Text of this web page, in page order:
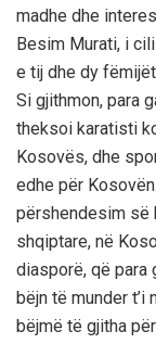
madhe dhe
Besim Murati, i
e tij dhe dy
Si gjithmon, para
theksoi karatisti
Kosovës, dhe
edhe për
përshendesim së
shqiptare, në
diasporë, që para
bëjn të munder t’i
bëjmë të gjitha